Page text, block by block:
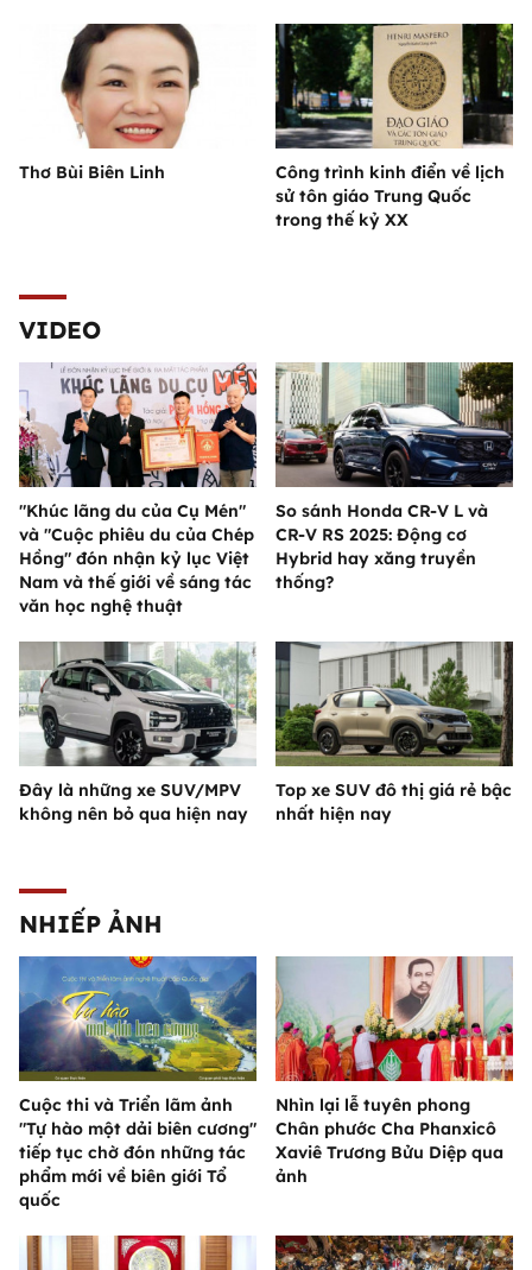
Thơ Bùi Biên Linh
Công trình kinh điển về lịch
sử tôn giáo Trung Quốc
trong thế kỷ XX
VIDEO
"Khúc lãng du của Cụ Mén"
và "Cuộc phiêu du của Chép
Hồng" đón nhận kỷ lục Việt
Nam và thế giới về sáng tác
văn học nghệ thuật
So sánh Honda CR-V L và
CR-V RS 2025: Động cơ
Hybrid hay xăng truyền
thống?
Đây là những xe SUV/MPV
không nên bỏ qua hiện nay
Top xe SUV đô thị giá rẻ bậc
nhất hiện nay
NHIẾP ẢNH
Cuộc thi và Triển lãm ảnh
"Tự hào một dải biên cương"
tiếp tục chờ đón những tác
phẩm mới về biên giới Tổ
quốc
Nhìn lại lễ tuyên phong
Chân phước Cha Phanxicô
Xaviê Trương Bửu Diệp qua
ảnh